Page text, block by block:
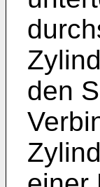
den